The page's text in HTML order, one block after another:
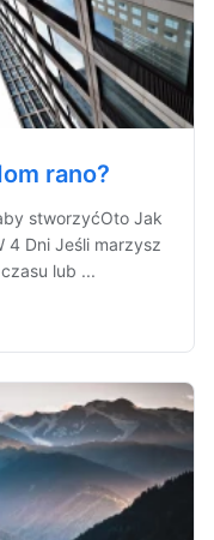
rano?
stworzyćOto Jak
4 Dni Jeśli marzysz
lub ...